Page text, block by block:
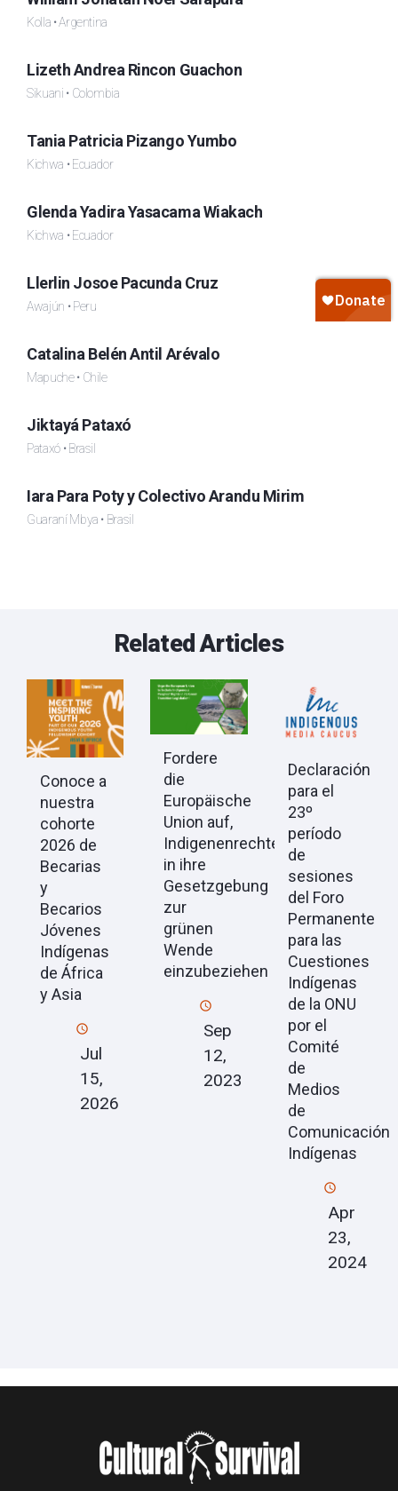
Kolla • Argentina
Lizeth Andrea Rincon Guachon
Sikuani • Colombia
Tania Patricia Pizango Yumbo
Kichwa • Ecuador
Glenda Yadira Yasacama Wiakach
Kichwa • Ecuador
Llerlin Josoe Pacunda Cruz
Awajún • Peru
Catalina Belén Antil Arévalo
Mapuche • Chile
Jiktayá Pataxó
Pataxó • Brasil
Iara Para Poty y Colectivo Arandu Mirim
Guaraní Mbya • Brasil
Related Articles
Conoce a
nuestra
cohorte
2026 de
Becarias
y
Becarios
Jóvenes
Indígenas
de África
y Asia
Jul
15,
2026
Fordere
die
Europäische
Union auf,
Indigenenrechte
in ihre
Gesetzgebung
zur
grünen
Wende
einzubeziehen
Sep
12,
2023
Declaración
para el
23º
período
de
sesiones
del Foro
Permanente
para las
Cuestiones
Indígenas
de la ONU
por el
Comité
de
Medios
de
Comunicación
Indígenas
Apr
23,
2024